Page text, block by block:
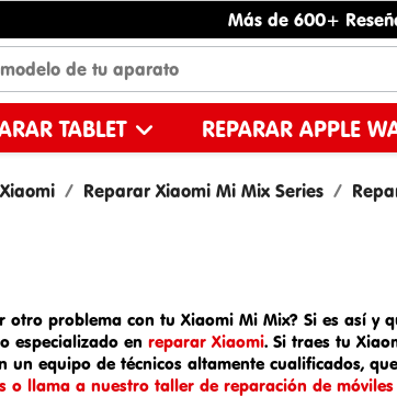
Más de 600+
TABLET REPARAR APPLE
Reparar Xiaomi Mi Mix Series
problema con tu Xiaomi Mi Mix? Si es así
especializado en reparar Xiaomi. Si traes tu
un equipo de técnicos altamente cualificados,
o llama a nuestro taller de reparación de móviles